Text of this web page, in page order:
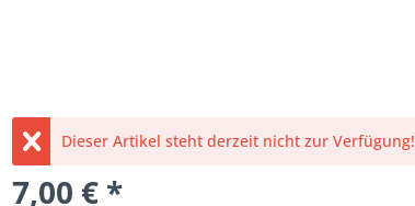
Dieser Artikel steht derzeit nicht zur Verfügung!
7,00 € *